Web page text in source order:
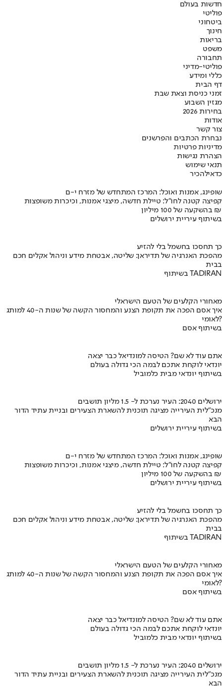
חדשות בעולם
פוליטי
ביטחוני
חינוך
בריאות
משפט
תחבורה
פוליטי-מדיני
כללי ומידע
דף הבית
זמני כניסת וצאת שבת
מגזין השבוע
בחירות 2026
אודות
צור קשר
נבחרת הכתבים והפרשנים
מדיניות פרטיות
הצהרת נגישות
תנאי שימוש
כדאילהכיר
שופינג, אמנות ואוכל: המרכז המתחדש של מזרח י-ם
קפיצה קטנה לחו"ל: טיילת חדשה, מיצגי אמנות, וכיכרות משופצות
בהשקעה של 100 מיליון ₪
בשיתוף עיריית ירושלים
כך תחסכו בחשמל בלי להזיע
מהפכת האנרגיה של תדיראן: שליטה, אבטחת מידע וניהול אקלים חכם
בבית
בשיתוף TADIRAN
מאחורי הקלעים של הטעם הישראלי
איך אסם הפכה את תקופת הצנע והמחסור הקשה של שנות ה-40 למותג
לאומי?
בשיתוף אסם
אתם עוד לא שם? הטיסה למונדיאל כבר יצאה
יונדאי לוקחת אתכם לבמה הכי גדולה בעולם
בשיתוף יונדאי מבית כלמוביל
ירושלים 2040: העיר נערכת ל- 1.5 מליון תושבים
מנכ"לית העירייה מציגה תוכנית להשארת הצעירים ובניית עתיד הדור
הבא
בשיתוף עיריית ירושלים
שופינג, אמנות ואוכל: המרכז המתחדש של מזרח י-ם
קפיצה קטנה לחו"ל: טיילת חדשה, מיצגי אמנות, וכיכרות משופצות
בהשקעה של 100 מיליון ₪
בשיתוף עיריית ירושלים
כך תחסכו בחשמל בלי להזיע
מהפכת האנרגיה של תדיראן: שליטה, אבטחת מידע וניהול אקלים חכם
בבית
בשיתוף TADIRAN
מאחורי הקלעים של הטעם הישראלי
איך אסם הפכה את תקופת הצנע והמחסור הקשה של שנות ה-40 למותג
לאומי?
בשיתוף אסם
אתם עוד לא שם? הטיסה למונדיאל כבר יצאה
יונדאי לוקחת אתכם לבמה הכי גדולה בעולם
בשיתוף יונדאי מבית כלמוביל
ירושלים 2040: העיר נערכת ל- 1.5 מליון תושבים
מנכ"לית העירייה מציגה תוכנית להשארת הצעירים ובניית עתיד הדור
הבא